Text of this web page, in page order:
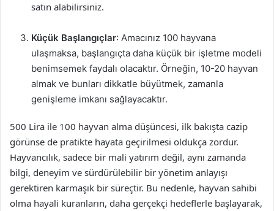
satın alabilirsiniz.
Küçük Başlangıçlar: Amacınız 100 hayvana
ulaşmaksa, başlangıçta daha küçük bir işletme modeli
benimsemek faydalı olacaktır. Örneğin, 10-20 hayvan
almak ve bunları dikkatle büyütmek, zamanla
genişleme imkanı sağlayacaktır.
500 Lira ile 100 hayvan alma düşüncesi, ilk bakışta cazip
görünse de pratikte hayata geçirilmesi oldukça zordur.
Hayvancılık, sadece bir mali yatırım değil, aynı zamanda
bilgi, deneyim ve sürdürülebilir bir yönetim anlayışı
gerektiren karmaşık bir süreçtir. Bu nedenle, hayvan sahibi
olma hayali kuranların, daha gerçekçi hedeflerle başlayarak,